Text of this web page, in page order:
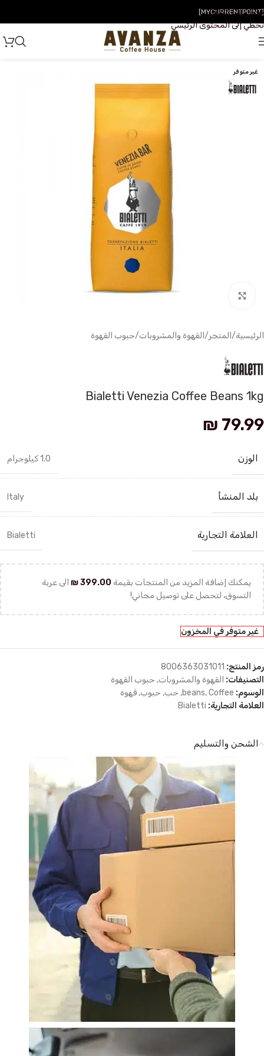
تخطي إلى التنقل
تخطي إلى المحتوى الرئيسي
[MYCURRENTPOINT]
غير متوفر
الرئيسية/ المتجر/ القهوة والمشروبات/حبوب القهوة
Bialetti Venezia Coffee Beans 1kg
₪ 79.99
الوزن 1.0 كيلوجرام
بلد المنشأ Italy
العلامة التجارية Bialetti
يمكنك إضافة المزيد من المنتجات بقيمة ₪399.00
الى عربة
التسوق، لتحصل على توصيل مجاني!
غير متوفر في المخزون
رمز المنتج: 8006363031011
التصنيفات: القهوة والمشروبات, حبوب القهوة
الوسوم:
beans,Coffee
, حب, حبوب, قهوة
العلامة التجارية: Bialetti
الشحن والتسليم